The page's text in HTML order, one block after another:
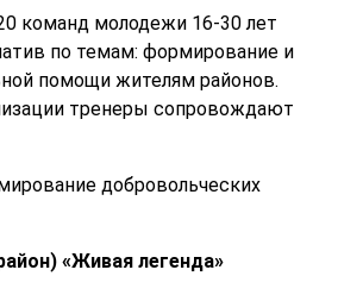
команд молодежи 16-30 лет
по темам: формирование и
помощи жителям районов.
тренеры сопровождают
добровольческих
«Живая легенда»